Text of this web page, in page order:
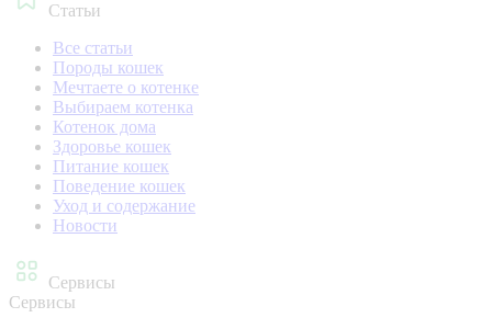
Статьи
Все статьи
Породы кошек
Мечтаете о котенке
Выбираем котенка
Котенок дома
Здоровье кошек
Питание кошек
Поведение кошек
Уход и содержание
Новости
Сервисы
Сервисы